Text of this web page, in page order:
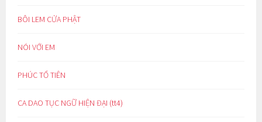
BÔI LEM CỬA PHẬT
NÓI VỚI EM
PHÚC TỔ TIÊN
CA DAO TỤC NGỮ HIỆN ĐẠI (tt4)